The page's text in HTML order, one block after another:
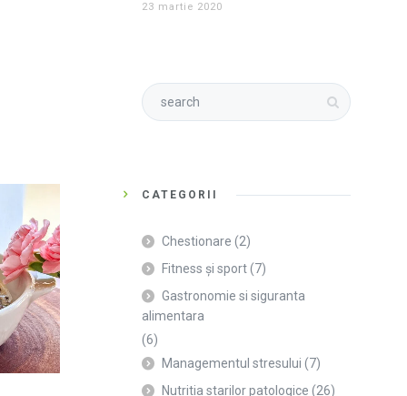
23 martie 2020
CATEGORII
Chestionare (2)
Fitness și sport(7)
Gastronomie si siguranta
alimentara
(6)
Managementul stresului (7)
Nutritia starilor patologice (26)